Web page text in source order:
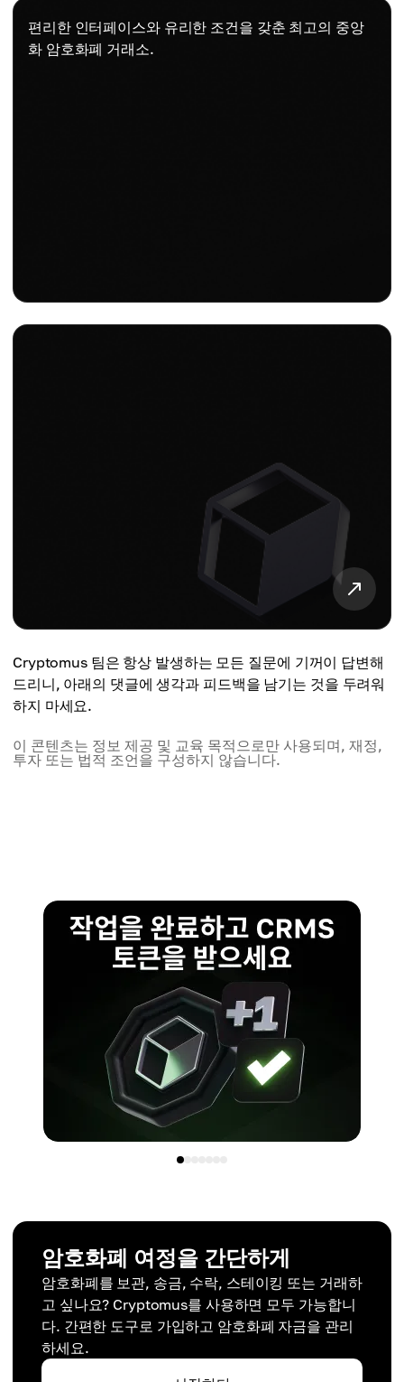
편리한 인터페이스와 유리한 조건을 갖춘 최고의 중앙
화 암호화폐 거래소.
Cryptomus 팀은 항상 발생하는 모든 질문에 기꺼이 답변해
드리니, 아래의 댓글에 생각과 피드백을 남기는 것을 두려워
하지 마세요.
이 콘텐츠는 정보 제공 및 교육 목적으로만 사용되며, 재정,
투자 또는 법적 조언을 구성하지 않습니다.
암호화폐 여정을 간단하게
암호화폐를 보관, 송금, 수락, 스테이킹 또는 거래하
고 싶나요? Cryptomus를 사용하면 모두 가능합니
다. 간편한 도구로 가입하고 암호화폐 자금을 관리
하세요.